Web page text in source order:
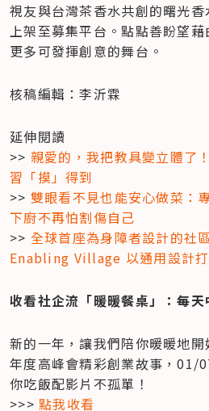
視友與台灣茶香水共創的曙光
上架至募集平台。點點善盼望
更多可發揮創意的舞台。
核稿編輯：李沂霖
延伸閱讀
>> 親愛的，我把教具變立體了
習「摸」得到
>> 雙眼看不見也能安心做菜：
下廚不再怕割傷自己
>> 全球首座為身障者設計的
Enabling Village 以通用設計
收看社企流「暖暖餐桌」：每天
新的一年，讓我們陪你暖暖地
年度高峰會精彩創業故事，01/
你吃飯配影片不孤單！
>>> 點我收看